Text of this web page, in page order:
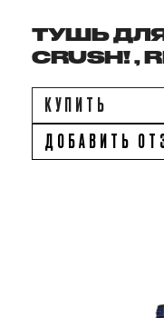
ТУШЬ
СRUSH! ,
КУПИТЬ
ДОБАВИТЬ